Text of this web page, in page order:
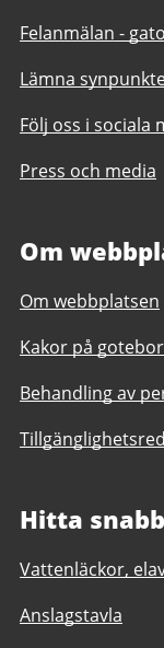
Felanmälan -
Lämna
Följ oss i sociala
Press och media
Om
Om webbplatsen
Kakor på
Behandling av
Hitta
Vattenläckor,
Anslagstavla